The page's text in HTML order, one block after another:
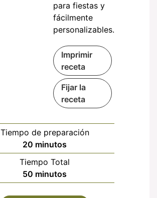
para fiestas y
fácilmente
personalizables.
Imprimir
receta
Fijar la
receta
Tiempo de preparación
20 minutos
minutos
Tiempo Total
50 minutos
minutos